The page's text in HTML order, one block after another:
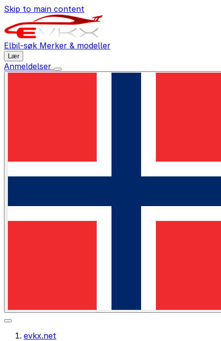
Skip to main content
Elbil-søk Merker & modeller
Lær
Anmeldelser
evkx.net